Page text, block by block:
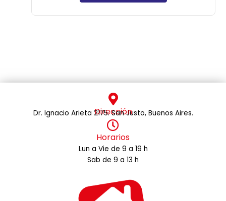
Dirección
Dr. Ignacio Arieta 2175. San Justo, Buenos Aires.
Horarios
Lun a Vie de 9 a 19 h
Sab de 9 a 13 h